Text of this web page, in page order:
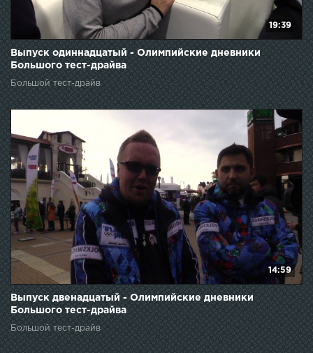
19:39
Выпуск одиннадцатый - Олимпийские дневники
Большого тест-драйва
Большой тест-драйв
14:59
Выпуск двенадцатый - Олимпийские дневники
Большого тест-драйва
Большой тест-драйв